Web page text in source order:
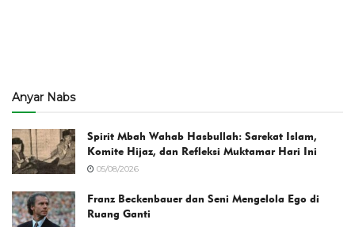
Anyar Nabs
Spirit Mbah Wahab Hasbullah: Sarekat Islam,
Komite Hijaz, dan Refleksi Muktamar Hari Ini
05/08/2026
Franz Beckenbauer dan Seni Mengelola Ego di
Ruang Ganti